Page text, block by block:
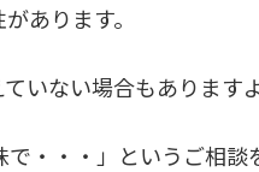
あります。
いない場合もあります
・・・」というご相談